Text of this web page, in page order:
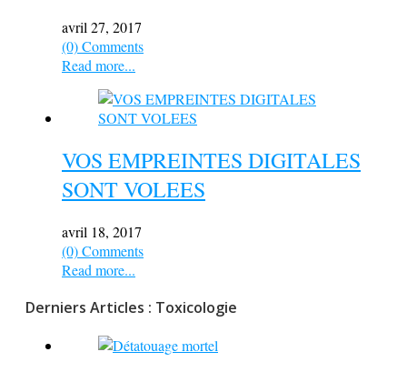
avril 27, 2017
(0) Comments
Read more...
VOS EMPREINTES DIGITALES
SONT VOLEES
avril 18, 2017
(0) Comments
Read more...
Derniers Articles : Toxicologie